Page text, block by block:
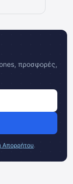
προσφορές,
Απορρήτου.